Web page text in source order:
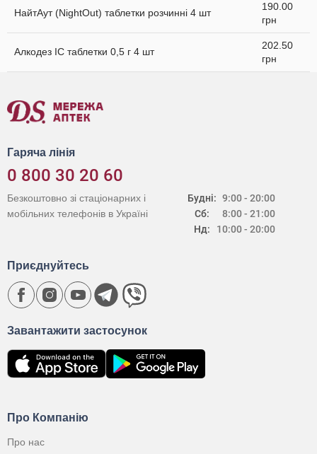
НайтАут (NightOut) таблетки розчинні 4 шт
190.00
грн
Алкодез IC таблетки 0,5 г 4 шт
202.50
грн
Гаряча лінія
0 800 30 20 60
Будні:
Сб:
Нд:
9:00 - 20:00
8:00 - 21:00
10:00 - 20:00
Безкоштовно зі стаціонарних і
мобільних телефонів в Україні
Про Компанію
Про нас
Завантажити застосунок
Приєднуйтесь